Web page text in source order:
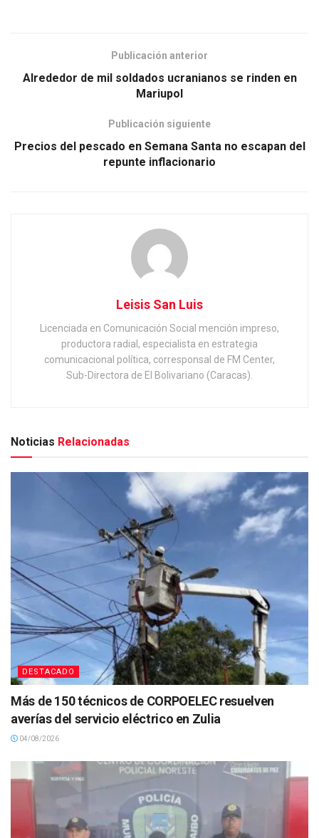
Publicación anterior
Alrededor de mil soldados ucranianos se rinden en
Mariupol
Publicación siguiente
Precios del pescado en Semana Santa no escapan del
repunte inflacionario
Leisis San Luis
Licenciada en Comunicación Social mención impreso,
productora radial, especialista en estrategia
comunicacional política, corresponsal de FM Center,
Sub-Directora de El Bolivariano (Caracas).
Noticias Relacionadas
DESTACADO
Más de 150 técnicos de CORPOELEC resuelven
averías del servicio eléctrico en Zulia
04/08/2026